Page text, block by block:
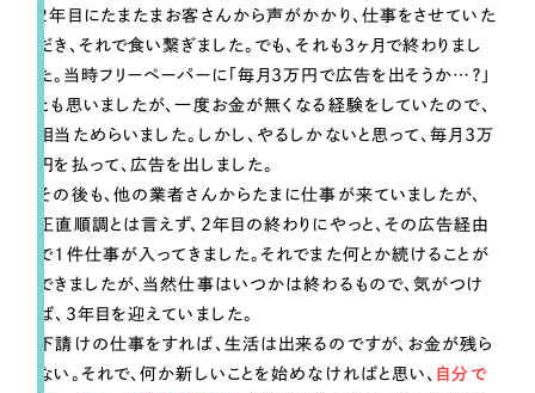
2年目にたまたまお客さんから声がかかり、仕事をさせていた
だき、それで食い繋ぎました。でも、それも3ヶ月で終わりまし
た。当時フリーペーパーに「毎月3万円で広告を出そうか…？」
とも思いましたが、一度お金が無くなる経験をしていたので、
相当ためらいました。しかし、やるしかないと思って、毎月3万
円を払って、広告を出しました。
その後も、他の業者さんからたまに仕事が来ていましたが、
正直順調とは言えず、2年目の終わりにやっと、その広告経由
で1件仕事が入ってきました。それでまた何とか続けることが
できましたが、当然仕事はいつかは終わるもので、気がつけ
ば、3年目を迎えていました。
下請けの仕事をすれば、生活は出来るのですが、お金が残ら
ない。それで、何か新しいことを始めなければと思い、 自分で